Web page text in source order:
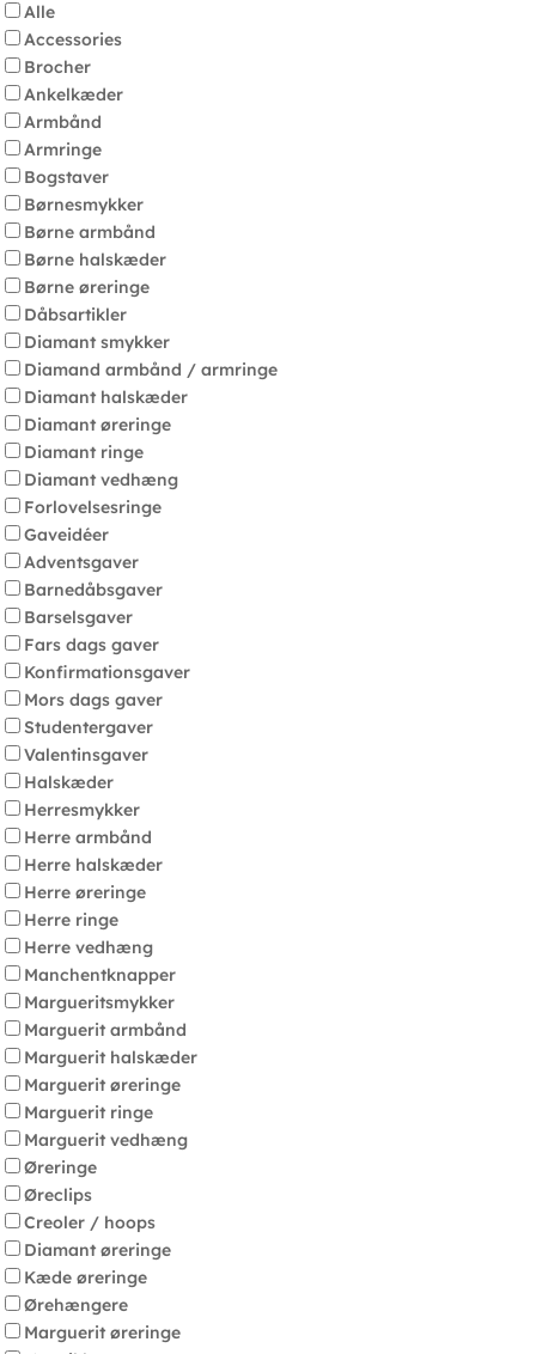
Alle
Accessories
Brocher
Ankelkæder
Armbånd
Armringe
Bogstaver
Børnesmykker
Børne armbånd
Børne halskæder
Børne øreringe
Dåbsartikler
Diamant smykker
Diamand armbånd / armringe
Diamant halskæder
Diamant øreringe
Diamant ringe
Diamant vedhæng
Forlovelsesringe
Gaveidéer
Adventsgaver
Barnedåbsgaver
Barselsgaver
Fars dags gaver
Konfirmationsgaver
Mors dags gaver
Studentergaver
Valentinsgaver
Halskæder
Herresmykker
Herre armbånd
Herre halskæder
Herre øreringe
Herre ringe
Herre vedhæng
Manchentknapper
Margueritsmykker
Marguerit armbånd
Marguerit halskæder
Marguerit øreringe
Marguerit ringe
Marguerit vedhæng
Øreringe
Øreclips
Creoler / hoops
Diamant øreringe
Kæde øreringe
Ørehængere
Marguerit øreringe